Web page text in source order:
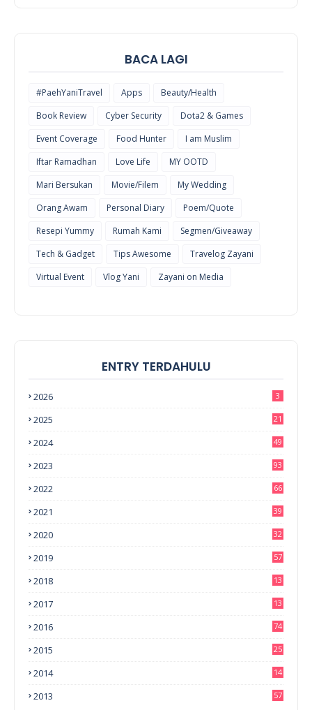
BACA LAGI
#PaehYaniTravel Apps
Beauty/Health
Book Review
Cyber Security
Dota2 & Games
Event Coverage
Food Hunter
I am Muslim
Iftar Ramadhan
Love Life
MY OOTD
Mari Bersukan
Movie/Filem
My Wedding
Orang Awam
Personal Diary
Poem/Quote
Resepi Yummy
Rumah Kami
Segmen/Giveaway
Tech & Gadget
Tips Awesome
Travelog Zayani
Virtual Event
Vlog Yani Zayani on Media
ENTRY TERDAHULU
2026 3
2025 21
2024 49
2023 93
2022 66
2021 39
2020 32
2019 57
2018
13
2017
13
2016 74
2015 25
2014
14
2013 57